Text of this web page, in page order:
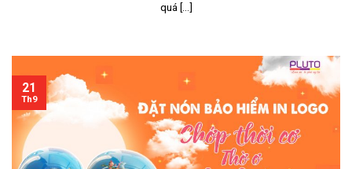
quá [...]
21
Th9